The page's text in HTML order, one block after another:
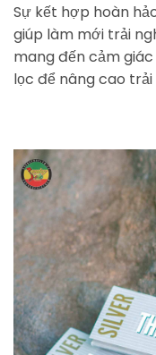
Sự kết hợp hoàn
giúp làm mới trải
mang đến cảm
lọc để nâng cao